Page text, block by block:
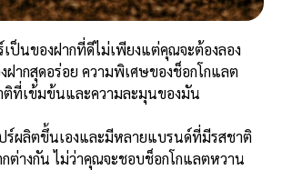
เป็นของฝากที่ดีไม่เพียงแต่คุณจะต้องลอง
ฝากสุดอร่อย ความพิเศษของช็อกโกแลต
ติที่เข้มข้นและความละมุนของมัน
ร์ผลิตขึ้นเองและมีหลายแบรนด์ที่มีรสชาติ
างกัน ไม่ว่าคุณจะชอบช็อกโกแลตหวาน